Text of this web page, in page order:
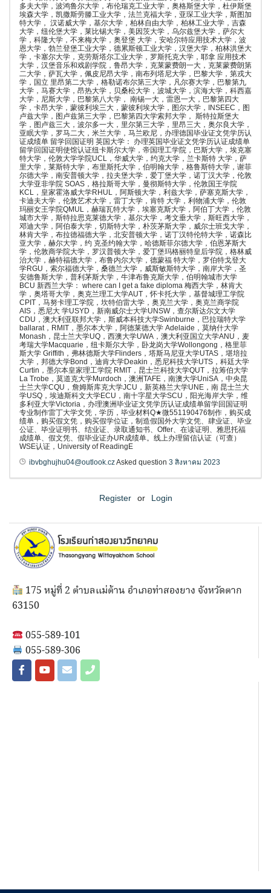
多夫大学，波鸿鲁尔大学，布伦瑞克工业大学，奥格斯堡大学，杜伊斯堡
埃森大学，凯撒斯劳滕工业大学，法兰克福大学，亚琛工业大学，斯图加
特大学， 汉诺威大学，基尔大学，柏林自由大学，柏林工业大学，吉森
大学，纽伦堡大学，莱比锡大学，美因茨大学，乌尔兹堡大学，萨尔大
学，科隆大学，不来梅大学，奥登堡 大学，安哈尔特应用技术大学，波
恩大学，勃兰登堡工业大学，德累斯顿工业大学，汉堡大学，柏林洪堡大
学，卡塞尔大学，克劳斯塔尔工业大学，罗斯托克大学，耶拿 应用技术
大学，汉堡音乐和戏剧学院，鲁昂大学，克莱蒙费朗一大，克莱蒙费朗第
二大学，萨瓦大学，佩皮尼昂大学，南布列塔尼大学，巴黎大学，第戎大
学，国立 里昂第二大学，格勒诺布尔第三大学，凡尔赛大学，巴黎第九
大学，马赛大学，昂热大学，贝桑松大学，波城大学，滨海大学，科西嘉
大学，尼斯大学，巴黎第八大学， 南锡一大，雷恩一大，巴黎第四大
学，卡昂大学，蒙彼利埃三大，蒙彼利埃大学，图尔大学，INSEEC，图
卢兹大学，图卢兹第三大学，巴黎第四大学索邦大学， 斯特拉斯堡大
学，图卢兹三大，波尔多一大，里尔第三大学，里昂三大，奥尔良大学，
亚眠大学，罗马二大，米兰大学，马兰欧尼，办理德国毕业证文凭学历认
证成绩单 留学回国证明 英国大学： 办理英国毕业证文凭学历认证成绩单
留学回国证明使馆认证纽卡斯尔大学，帝国理工学院，巴斯大学，埃克塞
特大学，伦敦大学学院UCL，华威大学，约克大学，兰卡斯特 大学，萨
里大学，莱斯特大学，布里斯托大学，伯明翰大学，格鲁斯特大学，谢菲
尔德大学，南安普顿大学，拉夫堡大学，爱丁堡大学，诺丁汉大学，伦敦
大学亚非学院 SOAS，格拉斯哥大学，曼彻斯特大学，伦敦国王学院
KCL，皇家霍洛威大学RHUL，阿斯顿大学，利兹大学，萨塞克斯大学，
卡迪夫大学，伦敦艺术大学，雷丁大学，肯特 大学，利物浦大学，伦敦
玛丽女王学院QMUL，赫瑞瓦特大学，埃塞克斯大学，阿伯丁大学，伦敦
城市大学，斯特拉思克莱德大学，基尔大学，考文垂大学，斯旺西大学，
邓迪大学，阿伯泰大学，切斯特大学，朴茨茅斯大学，威尔士班戈大学，
林肯大学，布拉德福德大学，北安普顿大学，诺丁汉特伦特大学，诺森比
亚大学，赫尔大学，约 克圣约翰大学，哈德斯菲尔德大学，伯恩茅斯大
学，伦敦商学院大学，罗汉普顿大学，爱丁堡玛格丽特皇后学院，格林威
治大学，赫特福德大学，布鲁内尔大学，德蒙福 特大学，罗伯特戈登大
学RGU，索尔福德大学，桑德兰大学，威斯敏斯特大学，南岸大学，圣
安德鲁斯大学，普利茅斯大学，牛津布鲁克斯大学，伯明翰城市大学
BCU 新西兰大学： where can I get a fake diploma 梅西大学，林肯大
学，奥塔哥大学，奥克兰理工大学AUT，怀卡托大学，基督城理工学院
CPIT，马努卡理工学院，坎特伯雷大学，奥克兰大学，奥克兰商学院
AIS，悉尼大 学USYD，新南威尔士大学UNSW，查尔斯达尔文大学
CDU，澳大利亚联邦大学，斯威本科技大学Swinburne，巴拉瑞特大学
ballarat，RMIT，墨尔本大学，阿德莱德大学 Adelaide，莫纳什大学
Monash，昆士兰大学UQ，西澳大学UWA，澳大利亚国立大学ANU，麦
考瑞大学Macquarie，纽卡斯尔大学，卧龙岗大学Wollongong，格里菲
斯大学 Griffith，弗林德斯大学Flinders，塔斯马尼亚大学UTAS，堪培拉
大学，邦德大学Bond，迪肯大学Deakin，悉尼科技大学UTS，科廷大学
Curtin，墨尔本皇家理工学院 RMIT，昆士兰科技大学QUT，拉筹伯大学
La Trobe，莫道克大学Murdoch，澳洲TAFE，南澳大学UniSA，中央昆
士兰大学CQU，詹姆斯库克大学JCU，新英格兰大学UNE，南 昆士兰大
学USQ，埃迪斯科文大学ECU，南十字星大学SCU，阳光海岸大学，维
多利亚大学Victoria，办理澳洲毕业证文凭学历认证成绩单留学回国证明
专业制作雷丁大学文凭，学历，毕业材料Q★微551190476制作，购买成
绩单，购买假文凭，购买假学位证，制造假国外大学文凭、肆业证、毕业
公证、毕业证明书、结业证、录取通知书、Offer、在读证明、雅思托福
成绩单、假文凭、假毕业证办UR成绩单。线上办理留信认证（可查）
WSE认证，University of ReadingE
ibvbghujhu04@outlook.czAsked question 3 สิงหาคม 2023
Register or Login
175 หมู่ที่ 2 ตำบลแม่ต้าน อำเภอท่าสองยาง จังหวัดตาก
63150
055-589-101
055-589-306